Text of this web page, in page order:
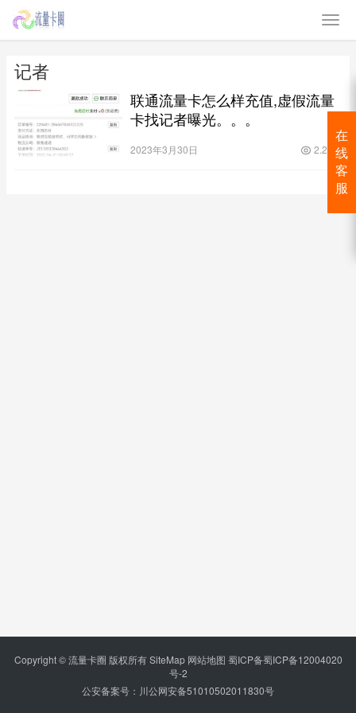
记者
联通流量卡怎么样充值,虚假流量
卡找记者曝光。。。
2023年3月30日 2.2K
在
线
客
服
Copyright © 流量卡圈 版权所有SiteMap 网站地图 蜀ICP备蜀ICP备12004020
号-2
公安备案号：川公网安备51010502011830号